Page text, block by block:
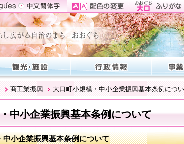
商工業振興 大口町小規模・中小企業振興基本条例につ
中小企業振興基本条例について
中小企業振興基本条例について